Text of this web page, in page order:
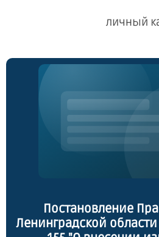
личный
Постановление
Ленинградской